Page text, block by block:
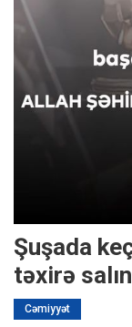
Şuşada
təxirə
Cəmiyyət